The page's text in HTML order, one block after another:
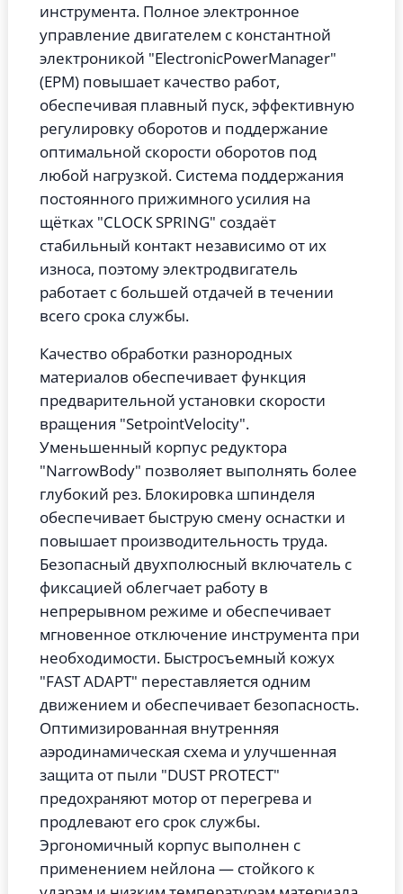
инструмента. Полное электронное
управление двигателем с константной
электроникой "ElectronicPowerManager"
(ЕРМ) повышает качество работ,
обеспечивая плавный пуск, эффективную
регулировку оборотов и поддержание
оптимальной скорости оборотов под
любой нагрузкой. Система поддержания
постоянного прижимного усилия на
щётках "CLOCK SPRING" создаёт
стабильный контакт независимо от их
износа, поэтому электродвигатель
работает с большей отдачей в течении
всего срока службы.
Качество обработки разнородных
материалов обеспечивает функция
предварительной установки скорости
вращения "SetpointVelocity".
Уменьшенный корпус редуктора
"NarrowBody" позволяет выполнять более
глубокий рез. Блокировка шпинделя
обеспечивает быструю смену оснастки и
повышает производительность труда.
Безопасный двухполюсный включатель с
фиксацией облегчает работу в
непрерывном режиме и обеспечивает
мгновенное отключение инструмента при
необходимости. Быстросъемный кожух
"FAST ADAPT" переставляется одним
движением и обеспечивает безопасность.
Оптимизированная внутренняя
аэродинамическая схема и улучшенная
защита от пыли "DUST PROTECT"
предохраняют мотор от перегрева и
продлевают его срок службы.
Эргономичный корпус выполнен с
применением нейлона — стойкого к